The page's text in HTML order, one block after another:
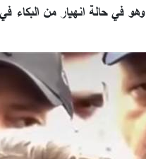
وهو في حالة انهيار من